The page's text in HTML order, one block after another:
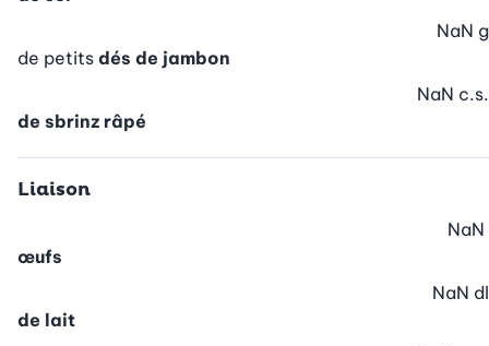
de petits dés de jambon
NaN g
de sbrinz râpé
NaN c.s.
Liaison
œufs
NaN
de lait
NaN dl